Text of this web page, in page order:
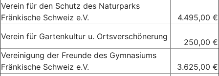
Verein für den Schutz des Naturparks
Fränkische Schweiz e.V.
4.495,00 €
Verein für Gartenkultur u. Ortsverschönerung
250,00 €
Vereinigung der Freunde des Gymnasiums
Fränkische Schweiz e.V.
3.625,00 €